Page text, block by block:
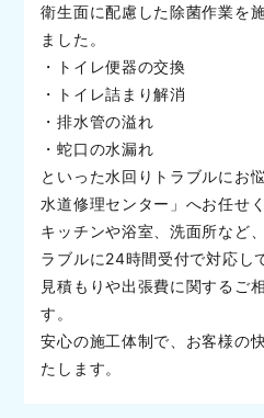
衛生面に配慮した除菌作業を
ました。
・トイレ便器の交換
・トイレ詰まり解消
・排水管の溢れ
・蛇口の水漏れ
といった水回りトラブルにお
水道修理センター」へお任せく
キッチンや浴室、洗面所など
ラブルに24時間受付で対応し
見積もりや出張費に関するご
す。
安心の施工体制で、お客様の
たします。